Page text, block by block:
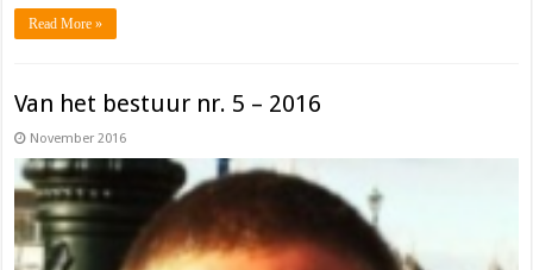
Read More »
Van het bestuur nr. 5 – 2016
November 2016